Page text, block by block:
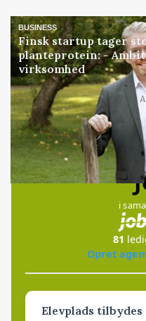
BUSINESS
Finsk startup tager
planteprotein: -
virksomhed
i
81
Opret
Elevplads